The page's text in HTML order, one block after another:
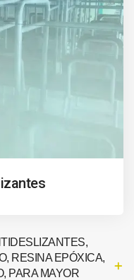
RESINA EPÓXICA,
PARA MAYOR